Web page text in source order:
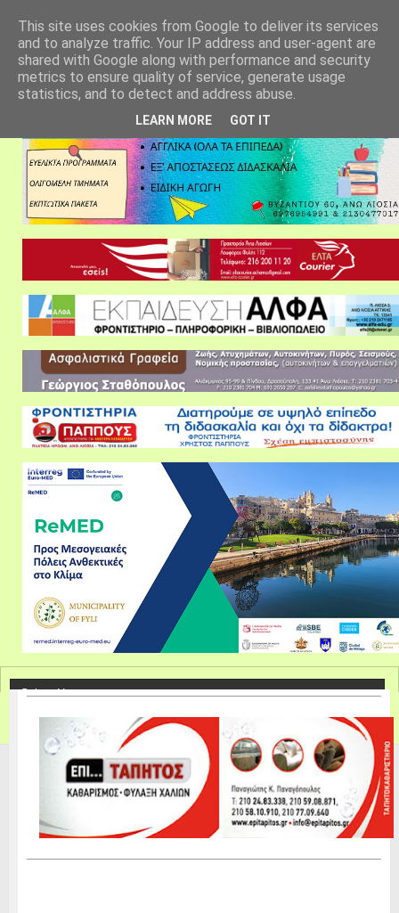
This site uses cookies from Google to deliver its services
and to analyze traffic. Your IP address and user-agent are
shared with Google along with performance and security
metrics to ensure quality of service, generate usage
statistics, and to detect and address abuse.
LEARN MORE GOT IT